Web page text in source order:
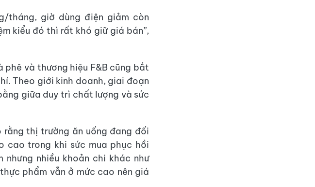
tháng, giờ dùng điện giảm còn
kiểu đó thì rất khó giữ giá bán”,
phê và thương hiệu F&B cũng bắt
Theo giới kinh doanh, giai đoạn
giữa duy trì chất lượng và sức
thị trường ăn uống đang đối
cao trong khi sức mua phục hồi
nhiều khoản chi khác như
phẩm vẫn ở mức cao nên giá